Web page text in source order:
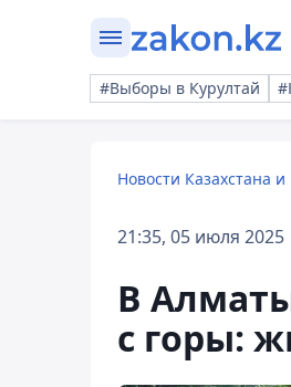
#Выборы в Курултай
Новости Казахстана
21:35, 05 июля 2025
В
с горы: